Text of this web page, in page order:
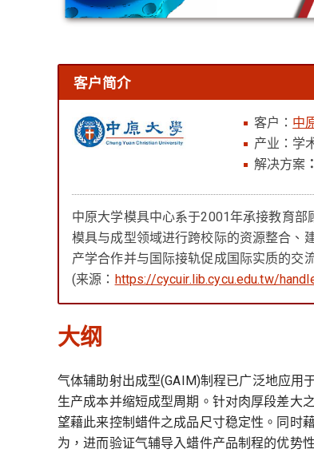
客户简介
客户： 中
产业：学
解决方案 ：
中原大学模具中心系于2001年承接教育
模具与成型领域进行跨校际的资源整合、
产学合作并与国际接轨促成国际实质的交
(来源： https://cycuir.lib.cycu.edu.tw/
大纲
气体辅助射出成型(GAIM)制程已广泛地应用
生产成本并缩短成型周期。针对肉厚段差大
望藉此来控制蜡件之成品尺寸稳定性。同时
为，进而验证气辅导入蜡件产品制程的优势